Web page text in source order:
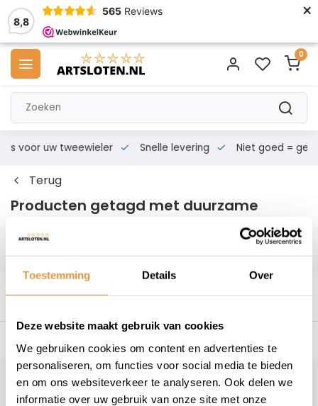
Toestemming Details Over
Deze website maakt gebruik van cookies
We gebruiken cookies om content en advertenties te
personaliseren, om functies voor social media te bieden
en om ons websiteverkeer te analyseren. Ook delen we
informatie over uw gebruik van onze site met onze
8,8
565 Reviews ×
0
voor uw tweewieler Snelle levering Niet goed = geld
Terug
Producten getagd met duurzame
Filters
Klantenservice geopend